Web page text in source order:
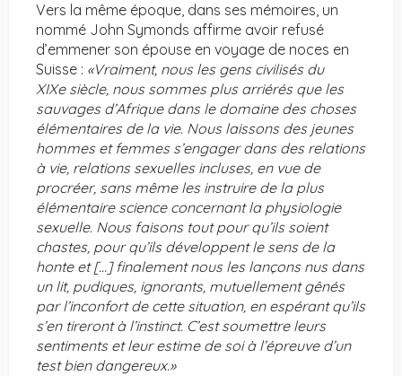
Vers la même époque, dans ses mémoires, un
nommé John Symonds affirme avoir refusé
d’emmener son épouse en voyage de noces en
Suisse : «Vraiment, nous les gens civilisés du
XIXe siècle, nous sommes plus arriérés que les
sauvages d’Afrique dans le domaine des choses
élémentaires de la vie. Nous laissons des jeunes
hommes et femmes s’engager dans des relations
à vie, relations sexuelles incluses, en vue de
procréer, sans même les instruire de la plus
élémentaire science concernant la physiologie
sexuelle. Nous faisons tout pour qu’ils soient
chastes, pour qu’ils développent le sens de la
honte et […] finalement nous les lançons nus dans
un lit, pudiques, ignorants, mutuellement gênés
par l’inconfort de cette situation, en espérant qu’ils
s’en tireront à l’instinct. C’est soumettre leurs
sentiments et leur estime de soi à l’épreuve d’un
test bien dangereux.»